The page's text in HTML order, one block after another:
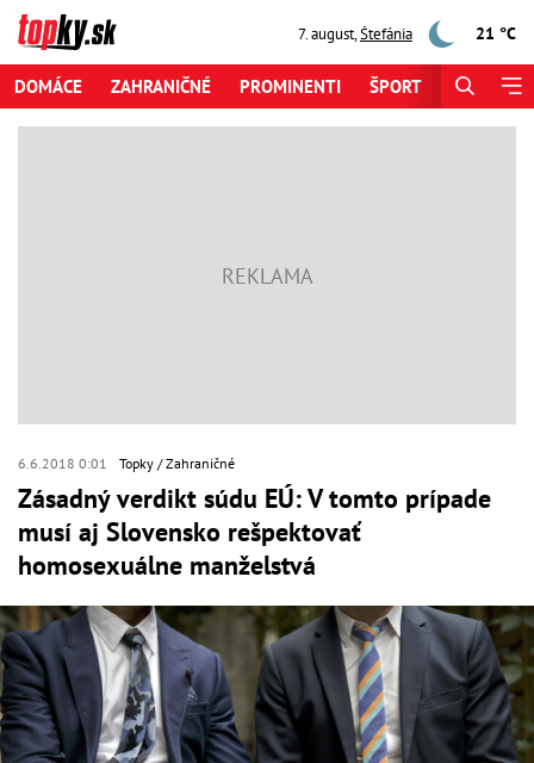
7. august,Štefánia 21 °C
DOMÁCE ZAHRANIČNÉ PROMINENTI ŠPORT
6.6.2018 0:01 Topky Zahraničné
Zásadný verdikt súdu EÚ: V tomto prípade
musí aj Slovensko rešpektovať
homosexuálne manželstvá